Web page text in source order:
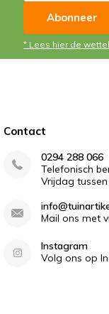
Abonneer
* Lees hier de
Contact
0294 288 066
Telefonisch
Vrijdag tussen
Mail ons met
Instagram
Volg ons op